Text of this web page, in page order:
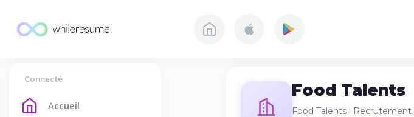
Connecté
Accueil
Food Talents
Food Talents :